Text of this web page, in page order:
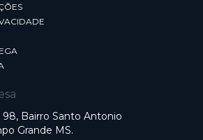
98, Bairro Santo Antonio
Grande MS.